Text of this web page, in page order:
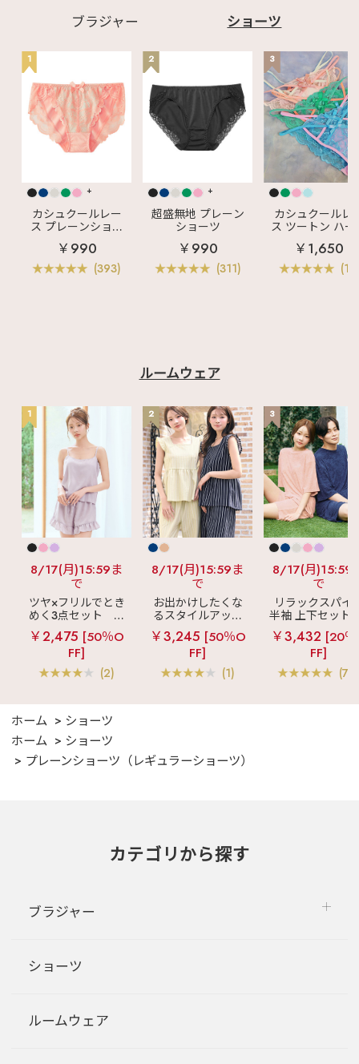
(FGHカップ) 商品番
･････････୨୧ #エメ
フィール #aimerfeel
#ランジェリーブラン
ド #ランジェリーショ
ップ #大人かわいい #
かわいい下着 #おしゃ
れな下着 #デートコー
デ #かわいいブラ #プ
チプラ #下着通販 #ソ
#補整ブラ #グラマラ
スサイズ #グラマラス
ランジェリー #グラマ
ーサイズ #ブラの悩み
#ブラ選び #ブラの選
び方 #胸の悩み #下着
の悩み #バストの悩み
#大きいサイズレディ
ブラジャー ショーツ
1
+
カシュクールレー
ス プレーンショー
ツ
￥990
(393)
2
+
超盛無地 プレーン
ショーツ
￥990
(311)
3
カシュクールレ
ス ツートン ハー
バックショーツ
￥1,650
(11)
ルームウェア
1
8/17(月)15:59ま
で
ツヤ×フリルでとき
めく3点セット
シ
ルキー ショートパ
ンツ 3点セット
￥2,475 [50％O
FF]
(2)
2
8/17(月)15:59ま
で
お出かけしたくな
るスタイルアップ
見え
ストライプ
フリル ロングパン
ツ 綿混 上下セット
￥3,245 [50％O
FF]
(1)
3
8/17(月)15:59
で
リラックスパイ
半袖 上下セット
女兼用サイズ)
￥3,432 [20
FF]
ホーム
ショーツ
ホーム
ショーツ
プレーンショーツ（レギュラーショーツ）
カテゴリから探す
ブラジャー
ショーツ
ルームウェア